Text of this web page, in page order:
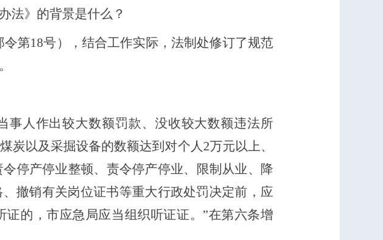
法》的背景是什么？
第18号），结合工作实际，法制处修订了规范
。
事人作出较大数额罚款、没收较大数额违法所
以及采掘设备的数额达到对个人2万元以上、
停产停业整顿、责令停产停业、限制从业、降
撤销有关岗位证书等重大行政处罚决定前，应
的，市应急局应当组织听证证。”在第六条增